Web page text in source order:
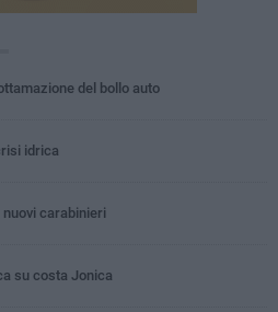
del bollo auto
idrica
carabinieri
su costa Jonica